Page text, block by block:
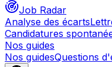
Job Radar
Analyse des écarts
Candidatures
Nos guides
Nos guidesQuestions